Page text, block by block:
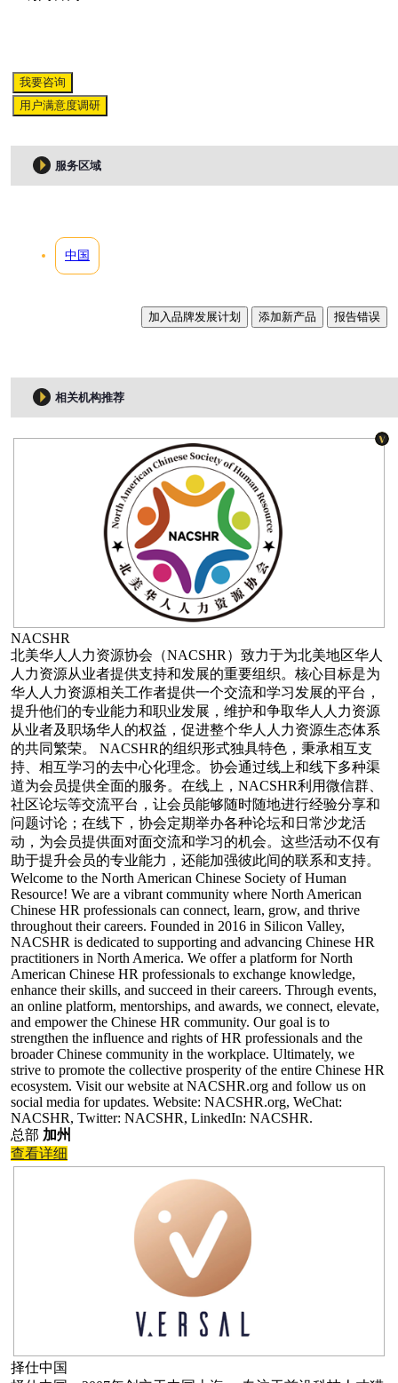
我要咨询
用户满意度调研
服务区域
中国
加入品牌发展计划 添加新产品 报告错误
相关机构推荐
NACSHR
北美华人人力资源协会（NACSHR）致力于为北美地区华人
人力资源从业者提供支持和发展的重要组织。核心目标是为
华人人力资源相关工作者提供一个交流和学习发展的平台，
提升他们的专业能力和职业发展，维护和争取华人人力资源
从业者及职场华人的权益，促进整个华人人力资源生态体系
的共同繁荣。 NACSHR的组织形式独具特色，秉承相互支
持、相互学习的去中心化理念。协会通过线上和线下多种渠
道为会员提供全面的服务。在线上，NACSHR利用微信群、
社区论坛等交流平台，让会员能够随时随地进行经验分享和
问题讨论；在线下，协会定期举办各种论坛和日常沙龙活
动，为会员提供面对面交流和学习的机会。这些活动不仅有
助于提升会员的专业能力，还能加强彼此间的联系和支持。
Welcome to the North American Chinese Society of Human
Resource! We are a vibrant community where North American
Chinese HR professionals can connect, learn, grow, and thrive
throughout their careers. Founded in 2016 in Silicon Valley,
NACSHR is dedicated to supporting and advancing Chinese HR
practitioners in North America. We offer a platform for North
American Chinese HR professionals to exchange knowledge,
enhance their skills, and succeed in their careers. Through events,
an online platform, mentorships, and awards, we connect, elevate,
and empower the Chinese HR community. Our goal is to
strengthen the influence and rights of HR professionals and the
broader Chinese community in the workplace. Ultimately, we
strive to promote the collective prosperity of the entire Chinese HR
ecosystem. Visit our website at NACSHR.org and follow us on
social media for updates. Website: NACSHR.org, WeChat:
NACSHR, Twitter: NACSHR, LinkedIn: NACSHR.
总部 加州
查看详细
择仕中国